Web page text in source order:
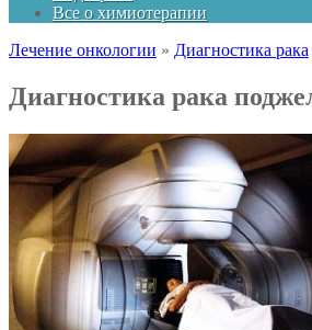
Все о химиотерапии
Лечение онкологии » Диагностика рака
Диагностика рака